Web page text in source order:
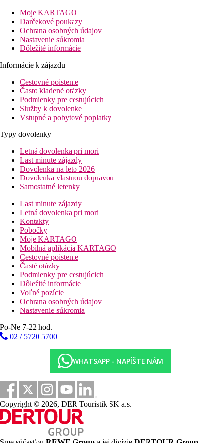
Vybavenie
Vstupná hala s recepciou, 3 reštaurácie, 3 bary, bazén,
konferenčné miestnosti, obchody, business centrum.
Izby
klimatizácia, plazmová TV/sat., media húb, malá chladnička,
Stravovanie
Raňajky
Raňajky formou bufetu
Športová ponuka
Zdarma: fitness
Zvláštmosti
Pri registrácii klientov je vyžadovaná blokácia zálohy na
kreditnej karte pre prípadnú konzumáciu v hoteli. Čiastka je
odblokovaná v deň odchodu
Karty
VISA, EC/MC, AMEX
Web
Hotel Riu Plaza Panama | RIU Hotels & Resorts
Internet
Zdarma: WiFi v lobby aj na izbách.
Oficiálna kategória
5 hviezdičiek
Vzdialenosti
20 km
0 m
Centrum mesta
7,8 km
Vlaková stanica
900 m
Moje KARTAGO
Darčekové poukazy
Ochrana osobných údajov
Nastavenie súkromia
Dôležité informácie
Informácie k zájazdu
Cestovné poistenie
Často kladené otázky
Podmienky pre cestujúcich
Služby k dovolenke
Vstupné a pobytové poplatky
Typy dovolenky
Letná dovolenka pri mori
Last minute zájazdy
Dovolenka na leto 2026
Dovolenka vlastnou dopravou
Samostatné letenky
Last minute zájazdy
Letná dovolenka pri mori
Kontakty
Pobočky
Moje KARTAGO
Mobilná aplikácia KARTAGO
Cestovné poistenie
Časté otázky
Podmienky pre cestujúcich
Dôležité informácie
Voľné pozície
Ochrana osobných údajov
Nastavenie súkromia
Po-Ne 7-22 hod.
02 / 5720 5700
WHATSAPP - NAPÍŠTE NÁM
Copyright © 2026, DER Touristik SK a.s.